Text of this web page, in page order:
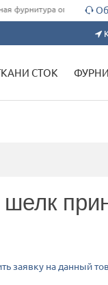
фурнитура оптом для
СТОК
заявку на данный